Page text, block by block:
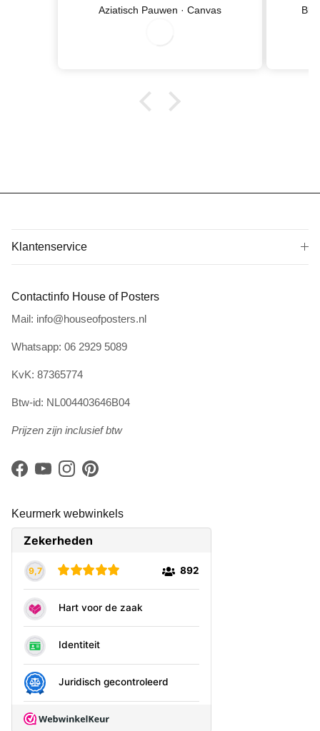
Aziatisch Pauwen · Canvas
Klantenservice
Contactinfo House of Posters
Mail: info@houseofposters.nl
Whatsapp: 06 2929 5089
KvK: 87365774
Btw-id: NL004403646B04
Prijzen zijn inclusief btw
Facebook
YouTubeInstagramPinterest
Keurmerk webwinkels